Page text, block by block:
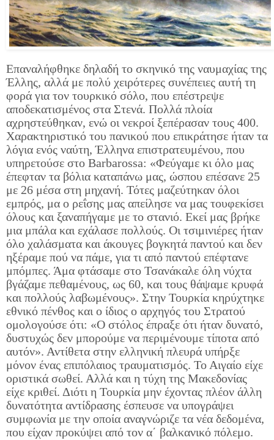
Επαναλήφθηκε δηλαδή το σκηνικό της ναυμαχίας της
Έλλης, αλλά με πολύ χειρότερες συνέπειες αυτή τη
φορά για τον τουρκικό σόλο, που επέστρεψε
αποδεκατισμένος στα Στενά. Πολλά πλοία
αχρηστεύθηκαν, ενώ οι νεκροί ξεπέρασαν τους 400.
Χαρακτηριστικό του πανικού που επικράτησε ήταν τα
λόγια ενός ναύτη, Έλληνα επιστρατευμένου, που
υπηρετούσε στο Barbarossa: «Φεύγαμε κι όλο μας
έπεφταν τα βόλια καταπάνω μας, ώσπου επέσανε 25
με 26 μέσα στη μηχανή. Τότες μαζεύτηκαν όλοι
εμπρός, μα ο ρεΐσης μας απείλησε να μας τουφεκίσει
όλους και ξαναπήγαμε με το στανιό. Εκεί μας βρήκε
μια μπάλα και εχάλασε πολλούς. Οι τσιμινιέρες ήταν
όλο χαλάσματα και άκουγες βογκητά παντού και δεν
ηξέραμε πού να πάμε, για τι από παντού επέφτανε
μπόμπες. Άμα φτάσαμε στο Τσανάκαλε όλη νύχτα
βγάζαμε πεθαμένους, ως 60, και τους θάψαμε κρυφά
και πολλούς λαβωμένους». Στην Τουρκία κηρύχτηκε
εθνικό πένθος και ο ίδιος ο αρχηγός του Στρατού
ομολογούσε ότι: «Ο στόλος έπραξε ότι ήταν δυνατό,
δυστυχώς δεν μπορούμε να περιμένουμε τίποτα από
αυτόν». Αντίθετα στην ελληνική πλευρά υπήρξε
μόνον ένας επιπόλαιος τραυματισμός. Το Αιγαίο είχε
οριστικά σωθεί. Αλλά και η τύχη της Μακεδονίας
είχε κριθεί. Διότι η Τουρκία μην έχοντας πλέον άλλη
δυνατότητα αντίδρασης έσπευσε να υπογράψει
συμφωνία με την οποία αναγνώριζε τα νέα δεδομένα,
που είχαν προκύψει από τον α΄ βαλκανικό πόλεμο.